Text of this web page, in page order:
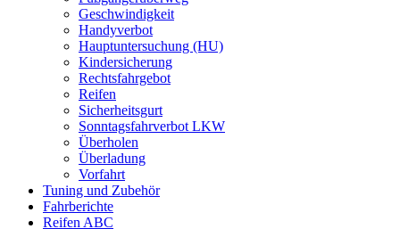
Geschwindigkeit
Handyverbot
Hauptuntersuchung (HU)
Kindersicherung
Rechtsfahrgebot
Reifen
Sicherheitsgurt
Sonntagsfahrverbot LKW
Überholen
Überladung
Vorfahrt
Tuning und Zubehör
Fahrberichte
Reifen ABC